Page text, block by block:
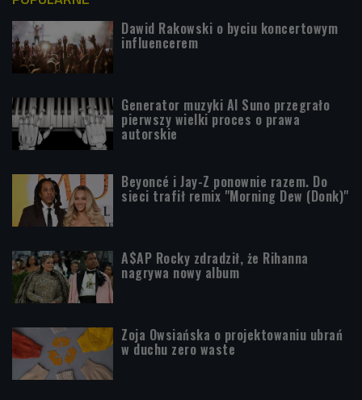
Dawid Rakowski o byciu koncertowym
influencerem
Generator muzyki AI Suno przegrało
pierwszy wielki proces o prawa
autorskie
Beyoncé i Jay-Z ponownie razem. Do
sieci trafił remix "Morning Dew (Donk)"
A$AP Rocky zdradził, że Rihanna
nagrywa nowy album
Zoja Owsiańska o projektowaniu ubrań
w duchu zero waste